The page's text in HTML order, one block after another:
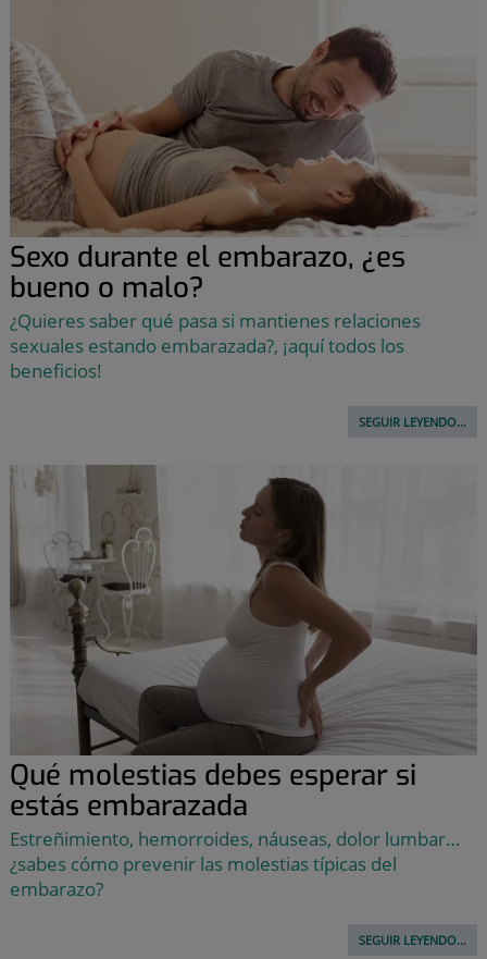
Sexo durante el embarazo, ¿es
bueno o malo?
¿Quieres saber qué pasa si mantienes relaciones
sexuales estando embarazada?, ¡aquí todos los
beneficios!
SEGUIR LEYENDO...
Qué molestias debes esperar si
estás embarazada
Estreñimiento, hemorroides, náuseas, dolor lumbar…
¿sabes cómo prevenir las molestias típicas del
embarazo?
SEGUIR LEYENDO...